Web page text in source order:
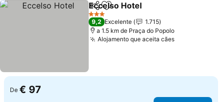
PartilharAdicionar aos favoritos
Eccelso Hotel
3 Estrelas
9,2 Excelente
1.715
a 1.5 km de Praça do Popolo
Alojamento que aceita cães
De € 97